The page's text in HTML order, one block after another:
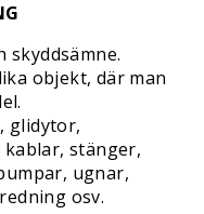
skyddsämne.
objekt, där man
glidytor,
stänger,
ugnar,
osv.